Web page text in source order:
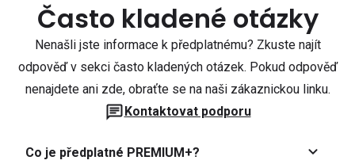
Často kladené otázky
Nenašli jste informace k předplatnému? Zkuste najít
odpověď v sekci často kladených otázek. Pokud odpověď
nenajdete ani zde, obraťte se na naši zákaznickou linku.
Kontaktovat podporu
Co je předplatné PREMIUM+?